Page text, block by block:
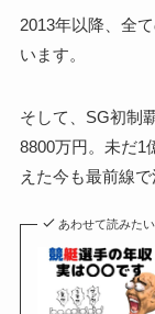
2013年以降、全
います。
そして、SG初制
8800万円。未だ1
えた今も最前線で
あわせて読みたい